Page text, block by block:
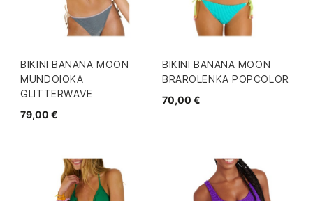
BIKINI BANANA MOON
MUNDOIOKA
GLITTERWAVE
79,00 €
BIKINI BANANA MOON
BRAROLENKA POPCOLOR
70,00 €